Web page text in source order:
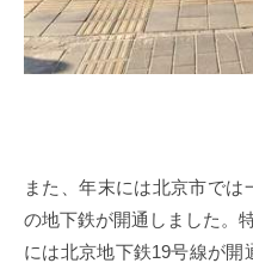
また、年末には北京市では
の地下鉄が開通しました。
には北京地下鉄19号線が開